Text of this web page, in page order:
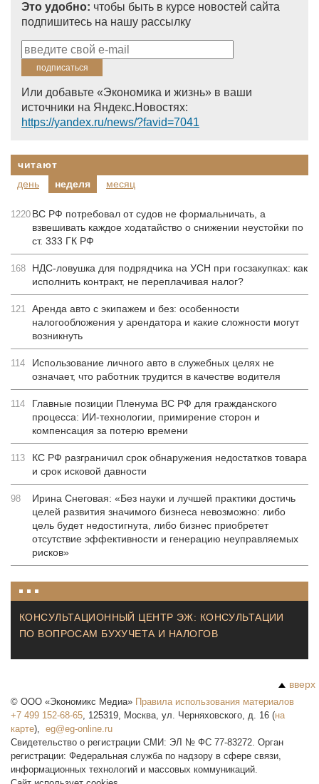
Это удобно: чтобы быть в курсе новостей сайта
подпишитесь на нашу рассылку
Или добавьте «Экономика и жизнь» в ваши
источники на Яндекс.Новостях:
https://yandex.ru/news/?favid=7041
читают
день
неделя месяц
1220 ВС РФ потребовал от судов не формальничать, а
взвешивать каждое ходатайство о снижении неустойки по
ст. 333 ГК РФ
168
НДС-ловушка для подрядчика на УСН при госзакупках: как
исполнить контракт, не переплачивая налог?
121 Аренда авто с экипажем и без: особенности
налогообложения у арендатора и какие сложности могут
возникнуть
114
Использование личного авто в служебных целях не
означает, что работник трудится в качестве водителя
114
Главные позиции Пленума ВС РФ для гражданского
процесса: ИИ-технологии, примирение сторон и
компенсация за потерю времени
113
КС РФ разграничил срок обнаружения недостатков товара
и срок исковой давности
98
Ирина Снеговая: «Без науки и лучшей практики достичь
целей развития значимого бизнеса невозможно: либо
цель будет недостигнута, либо бизнес приобретет
отсутствие эффективности и генерацию неуправляемых
рисков»
КОНСУЛЬТАЦИОННЫЙ ЦЕНТР ЭЖ: КОНСУЛЬТАЦИИ
ПО ВОПРОСАМ БУХУЧЕТА И НАЛОГОВ
вверх
© ООО «Экономикс Медиа» Правила использования материалов
+7 499 152-68-65, 125319, Москва, ул. Черняховского, д. 16 (на
карте),
Свидетельство о регистрации СМИ: ЭЛ № ФС 77-83272. Орган
регистрации: Федеральная служба по надзору в сфере связи,
информационных технологий и массовых коммуникаций.